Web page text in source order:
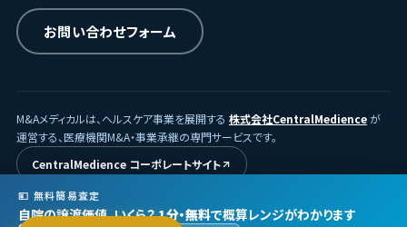
お問い合わせフォーム
M&Aメディカルは、ヘルスケア事業を展開する 株式会社CentralMedienceが
運営する、医療機関M&A・事業承継の専門サービスです。
CentralMedience コーポレートサイト
💴 無料簡易査定
自院の譲渡価値、いくら？1分・無料で概算レンジがわかります